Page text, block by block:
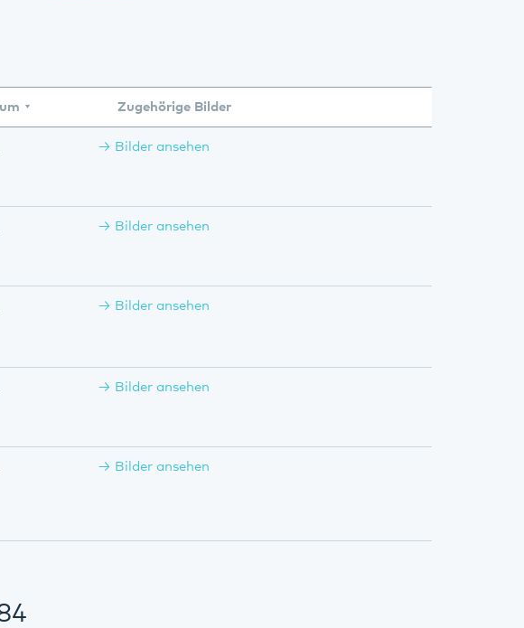
Zugehörige Bilder
Bilder ansehen
Bilder ansehen
Bilder ansehen
Bilder ansehen
Bilder ansehen